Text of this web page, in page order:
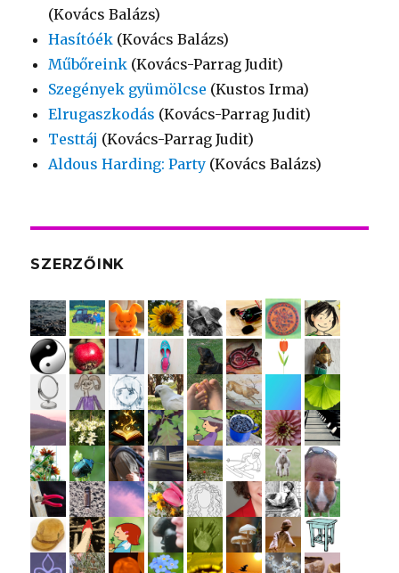
(Kovács Balázs)
Hasítóék (Kovács Balázs)
Műbőreink (Kovács-Parrag Judit)
Szegények gyümölcse (Kustos Irma)
Elrugaszkodás (Kovács-Parrag Judit)
Testtáj (Kovács-Parrag Judit)
Aldous Harding: Party (Kovács Balázs)
SZERZŐINK